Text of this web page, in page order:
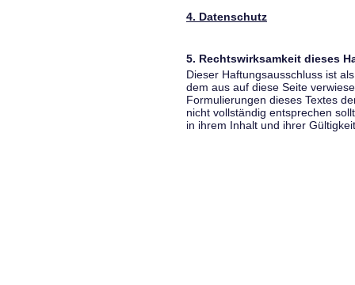
4. Datenschutz
5. Rechtswirksamkeit dieses
Dieser Haftungsausschluss ist
dem aus auf diese Seite
Formulierungen dieses Textes
nicht vollständig entsprechen
in ihrem Inhalt und ihrer